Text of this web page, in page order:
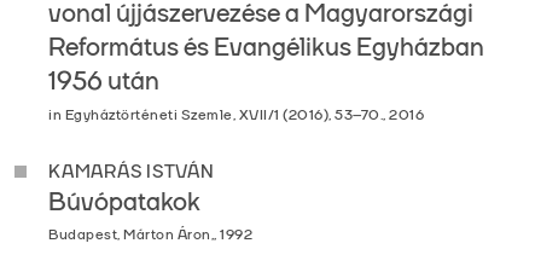
vonal újjászervezése a Magyarországi
Református és Evangélikus Egyházban
1956 után
in Egyháztörténeti Szemle, XVII/1 (2016), 53–70., 2016
KAMARÁS ISTVÁN
Búvópatakok
Budapest, Márton Áron,, 1992